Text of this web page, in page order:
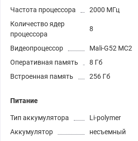
Частота процессора
2000 МГц
Количество ядер
процессора
8
Видеопроцессор
Mali-G52 MC2
Оперативная память
8 Гб
Встроенная память
256 Гб
Питание
Тип аккумулятора
Li-polymer
Аккумулятор
несъемный